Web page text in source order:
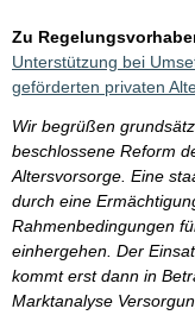
Zu
Unterstützung bei
geförderten privaten
Wir begrüßen
beschlossene Reform
Altersvorsorge. Eine
durch eine
Rahmenbedingungen
einhergehen. Der
kommt erst dann in
Marktanalyse